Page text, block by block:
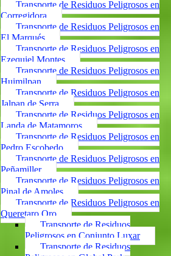
Transporte de Residuos Peligrosos en
Corregidora
Transporte de Residuos Peligrosos en
El Marqués
Transporte de Residuos Peligrosos en
Ezequiel Montes
Transporte de Residuos Peligrosos en
Huimilpan
Transporte de Residuos Peligrosos en
Jalpan de Serra
Transporte de Residuos Peligrosos en
Landa de Matamoros
Transporte de Residuos Peligrosos en
Pedro Escobedo
Transporte de Residuos Peligrosos en
Peñamiller
Transporte de Residuos Peligrosos en
Pinal de Amoles
Transporte de Residuos Peligrosos en
Queretaro Qro
Transporte de Residuos
Peligrosos en Conjunto Luxar
Transporte de Residuos